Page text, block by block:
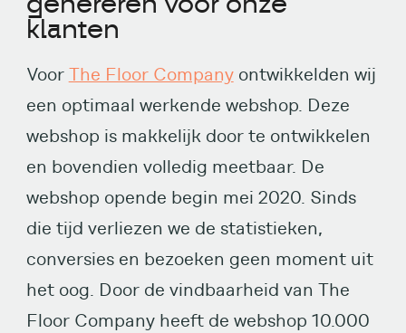
klanten
Voor The Floor Companyontwikkelden wij
een optimaal werkende webshop. Deze
webshop is makkelijk door te ontwikkelen
en bovendien volledig meetbaar. De
webshop opende begin mei 2020. Sinds
die tijd verliezen we de statistieken,
conversies en bezoeken geen moment uit
het oog. Door de vindbaarheid van The
Floor Company heeft de webshop 10.000